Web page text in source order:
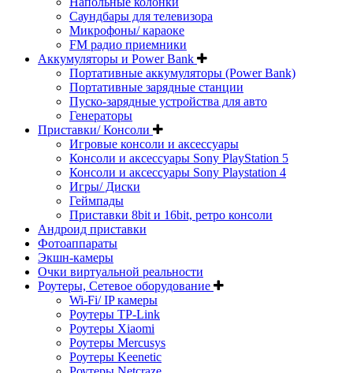
Саундбары для телевизора
Микрофоны/ караоке
FM радио приемники
Аккумуляторы и Power Bank
Портативные аккумуляторы (Power Bank)
Портативные зарядные станции
Пуско-зарядные устройства для авто
Генераторы
Приставки/ Консоли
Игровые консоли и аксессуары
Консоли и аксессуары Sony PlayStation 5
Консоли и аксессуары Sony Playstation 4
Игры/ Диски
Геймпады
Приставки 8bit и 16bit, ретро консоли
Андроид приставки
Фотоаппараты
Экшн-камеры
Очки виртуальной реальности
Роутеры, Сетевое оборудование
Wi-Fi/ IP камеры
Роутеры TP-Link
Роутеры Xiaomi
Роутеры Mercusys
Роутеры Keenetic